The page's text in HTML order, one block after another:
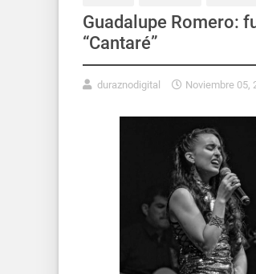
Guadalupe Romero:
“Cantaré”
duraznodigital Noviembre 05,